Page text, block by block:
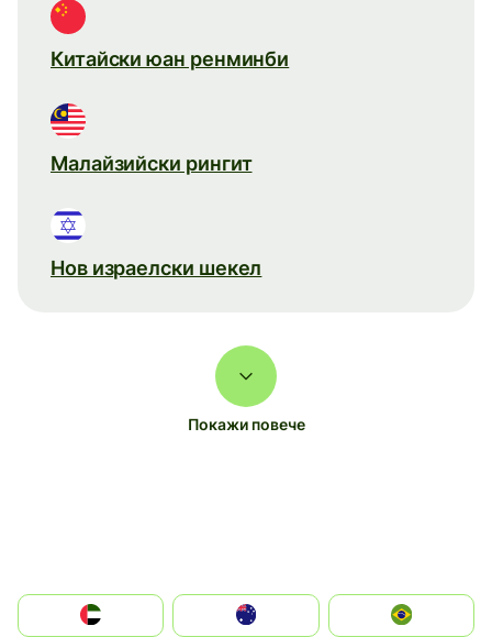
Китайски юан ренминби
Малайзийски рингит
Нов израелски шекел
Покажи повече
الإمارات العربية المتحدة